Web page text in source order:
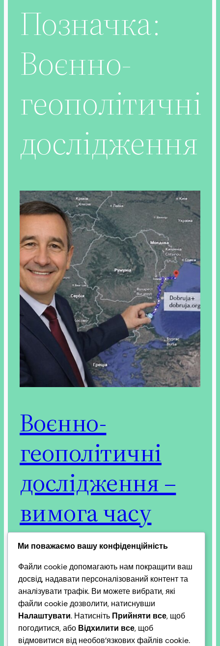
Позначка:
Воєнно-
геополітичні
дослідження
Воєнно-
геополітичні
дослідження –
вимога часу
геополітичні дослідження як
мультидисциплінарний аналіз впливу
географічного простору, ресурсів та
просторового розташування з акцентом на
безпеку, воєнний потенціал та стратегічні
інтереси держав. Вони охоплюють оцінку загроз,
Ми поважаємо вашу конфіденційність
Файли cookie допомагають нам покращити ваш
досвід, надавати персоналізований контент та
аналізувати трафік. Ви можете вибрати, які
файли cookie дозволити, натиснувши
Налаштувати. Натисніть Прийняти все, щоб
погодитися, або Відхилити все, щоб
відмовитися від необов’язкових файлів cookie.